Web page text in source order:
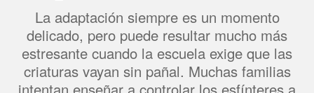
La adaptación siempre es un momento
delicado, pero puede resultar mucho más
estresante cuando la escuela exige que las
criaturas vayan sin pañal. Muchas familias
intentan enseñar a controlar los esfínteres a